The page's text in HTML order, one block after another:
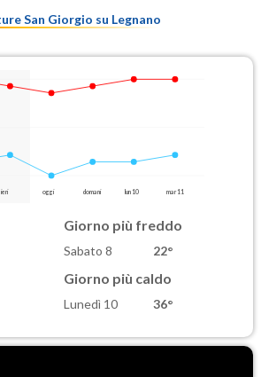
San Giorgio su Legnano
ieri oggi domani lun 10 mar 11
Giorno più freddo
Sabato 8 22°
Giorno più caldo
Lunedì 10 36°